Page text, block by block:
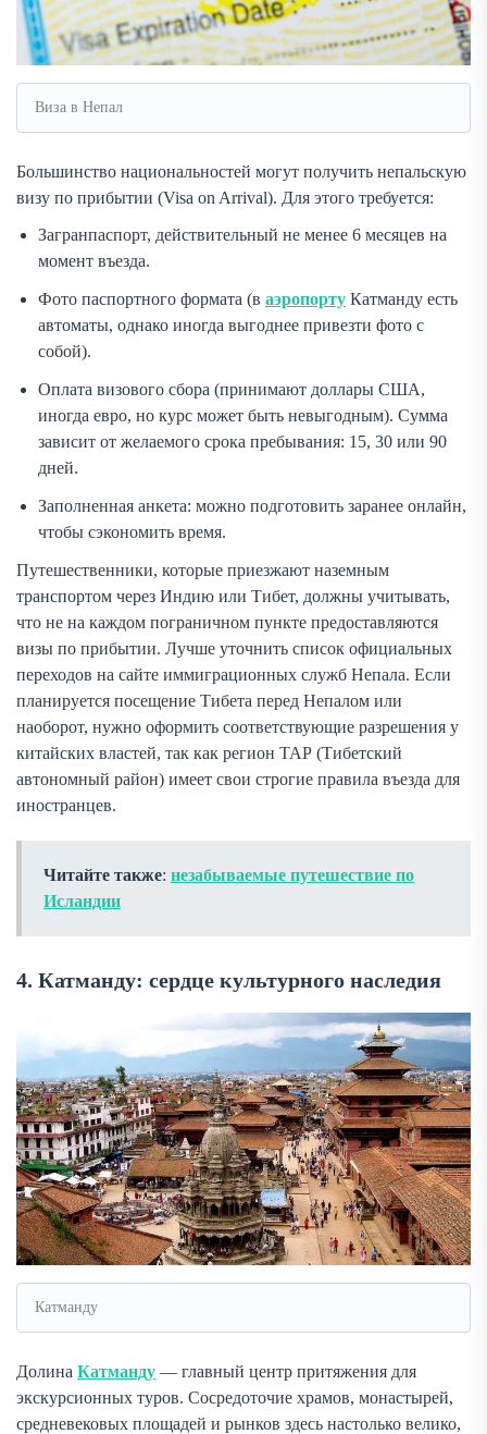
Виза в Непал
Большинство национальностей могут получить непальскую
визу по прибытии (Visa on Arrival). Для этого требуется:
Загранпаспорт, действительный не менее 6 месяцев на
момент въезда.
Фото паспортного формата (в аэропорту Катманду есть
автоматы, однако иногда выгоднее привезти фото с
собой).
Оплата визового сбора (принимают доллары США,
иногда евро, но курс может быть невыгодным). Сумма
зависит от желаемого срока пребывания: 15, 30 или 90
дней.
Заполненная анкета: можно подготовить заранее онлайн,
чтобы сэкономить время.
Путешественники, которые приезжают наземным
транспортом через Индию или Тибет, должны учитывать,
что не на каждом пограничном пункте предоставляются
визы по прибытии. Лучше уточнить список официальных
переходов на сайте иммиграционных служб Непала. Если
планируется посещение Тибета перед Непалом или
наоборот, нужно оформить соответствующие разрешения у
китайских властей, так как регион ТАР (Тибетский
автономный район) имеет свои строгие правила въезда для
иностранцев.
Читайте также: незабываемые путешествие по
Исландии
4. Катманду: сердце культурного наследия
Катманду
Долина Катманду — главный центр притяжения для
экскурсионных туров. Сосредоточие храмов, монастырей,
средневековых площадей и рынков здесь настолько велико,